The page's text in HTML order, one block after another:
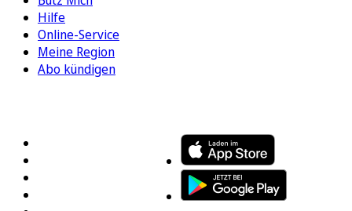
Hilfe
Online-Service
Meine Region
Abo kündigen